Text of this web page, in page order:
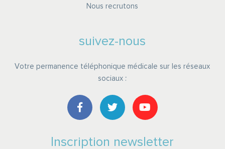
Nous recrutons
suivez-nous
Votre permanence téléphonique médicale sur les réseaux
sociaux :
Inscription newsletter